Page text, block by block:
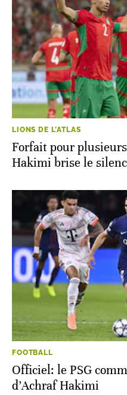
LIONS DE L'ATLAS
Forfait pour
Hakimi brise le
FOOTBALL
Officiel: le PSG
d’Achraf Hakimi